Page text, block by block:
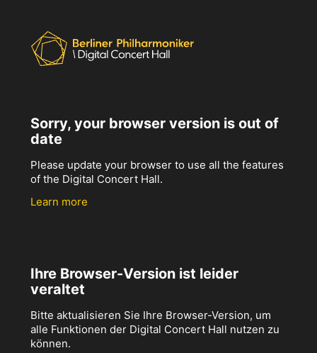
Sorry, your browser version is out of
date
Please update your browser to use all the features
of the Digital Concert Hall.
Learn more
Ihre Browser-Version ist leider
veraltet
Bitte aktualisieren Sie Ihre Browser-Version, um
alle Funktionen der Digital Concert Hall nutzen zu
können.